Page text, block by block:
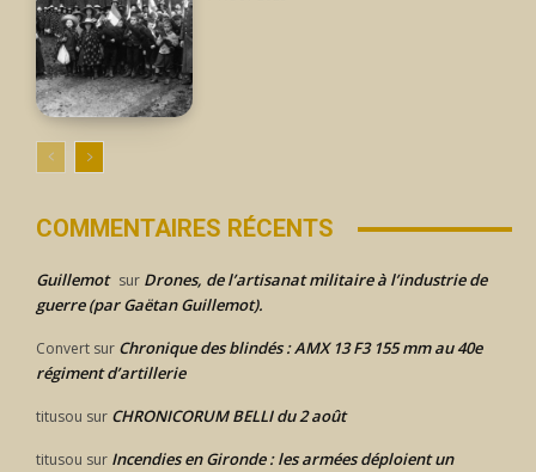
COMMENTAIRES RÉCENTS
Guillemot sur Drones, de l’artisanat militaire à l’industrie de
guerre (par Gaëtan Guillemot).
Convert sur Chronique des blindés : AMX 13 F3 155 mm au 40e
régiment d’artillerie
titusou sur CHRONICORUM BELLI du 2 août
titusou sur Incendies en Gironde : les armées déploient un